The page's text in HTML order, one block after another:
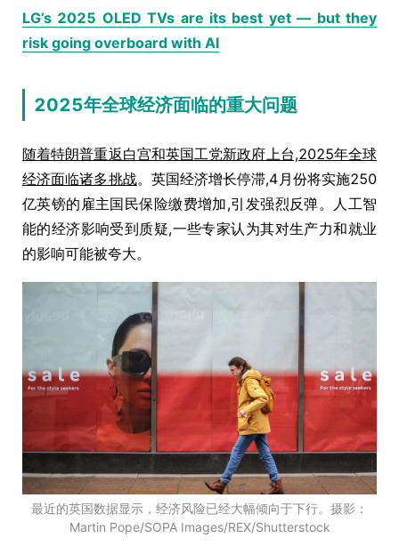
LG’s 2025 OLED TVs are its best yet — but they
risk going overboard with AI
2025年全球经济面临的重大问题
随着特朗普重返白宫和英国工党新政府上台,2025年全球
经济面临诸多挑战。英国经济增长停滞,4月份将实施250
亿英镑的雇主国民保险缴费增加,引发强烈反弹。人工智
能的经济影响受到质疑,一些专家认为其对生产力和就业
的影响可能被夸大。
最近的英国数据显示，经济风险已经大幅倾向于下行。摄影：
Martin Pope/SOPA Images/REX/Shutterstock